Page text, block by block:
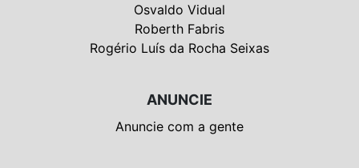
Osvaldo Vidual
Roberth Fabris
Rogério Luís da Rocha Seixas
ANUNCIE
Anuncie com a gente